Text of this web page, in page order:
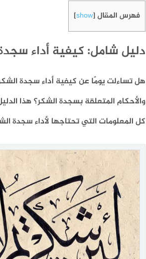
فهرس المقال [
show
]
دليل شامل: كيفية أداء
هل تساءلت يومًا عن كيفية أداء سجدة
والأحكام المتعلقة بسجدة الشكر؟ هذا
كل المعلومات التي تحتاجها لأداء سجدة